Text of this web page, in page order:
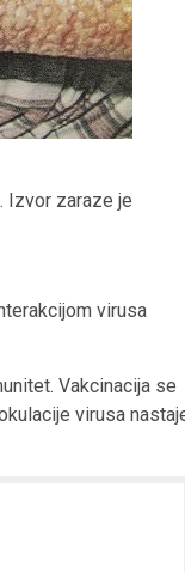
Izvor zaraze je
virusa
Vakcinacija se
virusa